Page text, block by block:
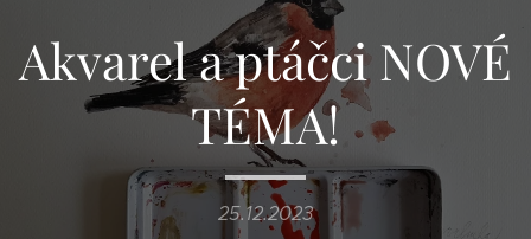
Akvarel a ptáčci NOVÉ
TÉMA!
25.12.2023